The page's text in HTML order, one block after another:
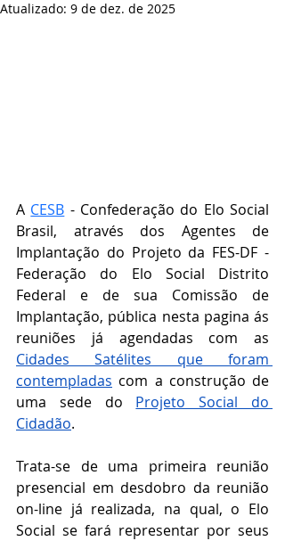
Atualizado: 9 de dez. de 2025
A CESB - Confederação do Elo Social
Brasil, através dos Agentes de
Implantação do Projeto da FES-DF -
Federação do Elo Social Distrito
Federal e de sua Comissão de
Implantação, pública nesta pagina ás
Cidades Satélites que foram
contempladas com a construção de
uma sede do Projeto Social do
Cidadão.
Trata-se de uma primeira reunião
presencial em desdobro da reunião
on-line já realizada, na qual, o Elo